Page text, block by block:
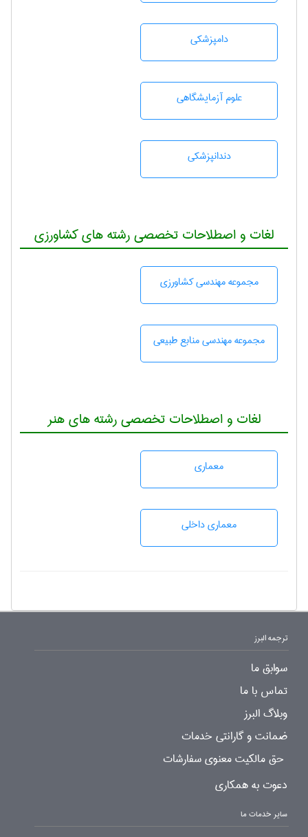
دامپزشكی
علوم آزمايشگاهی
دندانپزشكی
لغات و اصطلاحات تخصصی رشته های کشاورزی
مجموعه مهندسی كشاورزی
مجموعه مهندسی منابع طبيعی
لغات و اصطلاحات تخصصی رشته های هنر
معماری
معماری داخلی
ترجمه البرز
سوابق ما
تماس با ما
وبلاگ البرز
ضمانت و گارانتی خدمات
حق مالکیت معنوی سفارشات
دعوت به همکاری
سایر خدمات ما